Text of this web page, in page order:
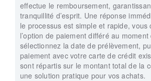
effectue le remboursement,
tranquillité d’esprit. Une réponse
le processus est simple et rapide, vous
l’option de paiement différé au moment
sélectionnez la date de prélèvement,
paiement avec votre carte de crédit
sont répartis sur le montant total de la
une solution pratique pour vos achats.